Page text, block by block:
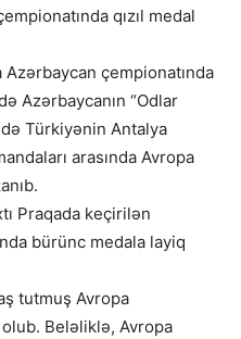
qızıl medal
Azərbaycan çempionatında
Azərbaycanın “Odlar
Türkiyənin Antalya
arasında Avropa
Praqada keçirilən
bürünc medala layiq
tutmuş Avropa
Beləliklə, Avropa